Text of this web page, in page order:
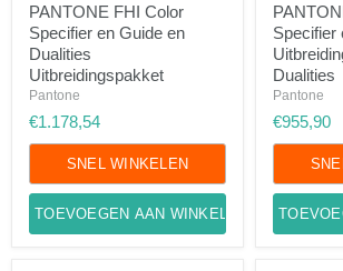
FHI
Color
Specifier
en
Guide
en
Dualities
Uitbreidingspakket
PANTONE FHI Color
Specifier en Guide en
Dualities
Uitbreidingspakket
Pantone
€1.178,54
SNEL WINKELEN
TOEVOEGEN AAN WINKELWAGEN
FHI
Color
Specifier
en
Dualities
Specifier
Dualities
Pantone
€955,90